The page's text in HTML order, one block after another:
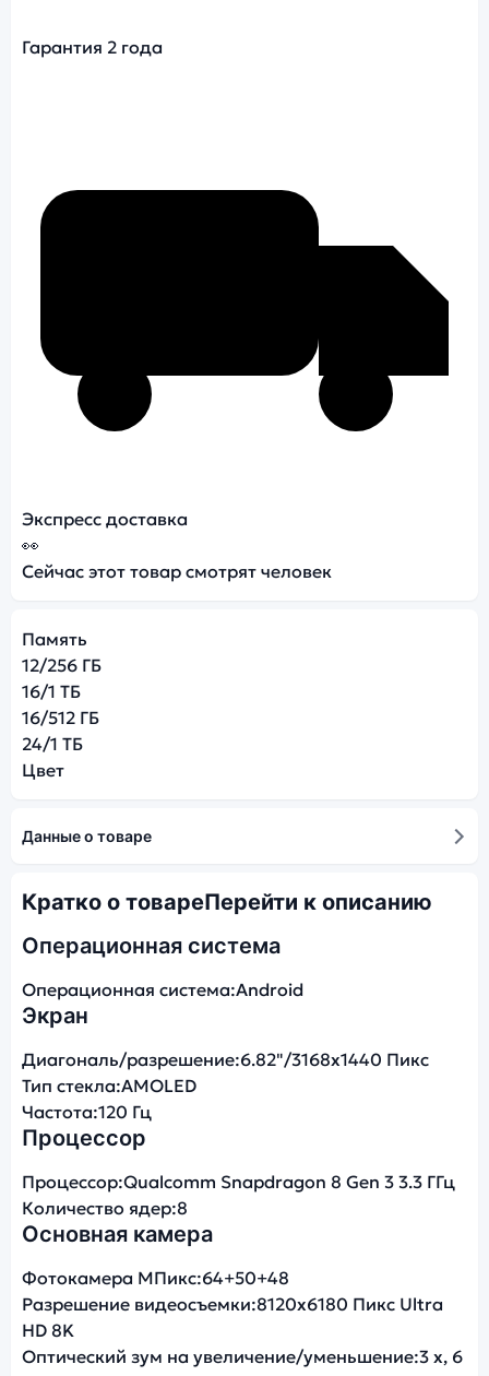
Гарантия 2 года
Экспресс доставка
👀
Сейчас этот товар смотрят человек
Память
12/256 ГБ
16/1 ТБ
16/512 ГБ
24/1 ТБ
Цвет
Данные о товаре
Кратко о товареПерейти к описанию
Операционная система
Операционная система:Android
Экран
Диагональ/разрешение:6.82"/3168x1440 Пикс
Тип стекла:AMOLED
Частота:120 Гц
Процессор
Процессор:Qualcomm Snapdragon 8 Gen 3 3.3 ГГц
Количество ядер:8
Основная камера
Фотокамера МПикс:64+50+48
Разрешение видеосъемки:8120x6180 Пикс Ultra
HD 8K
Оптический зум на увеличение/уменьшение:3 x, 6